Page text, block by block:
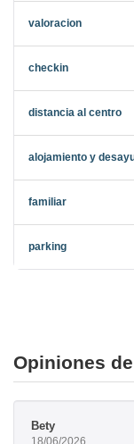
Opiniones
Bety
18/06/2026